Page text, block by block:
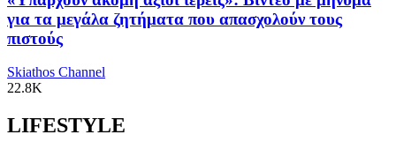
για τα μεγάλα ζητήματα που απασχολούν τους
πιστούς
Skiathos Channel
22.8K
LIFESTYLE